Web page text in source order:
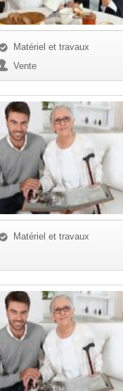
Matériel et travaux
Vente
Matériel et travaux